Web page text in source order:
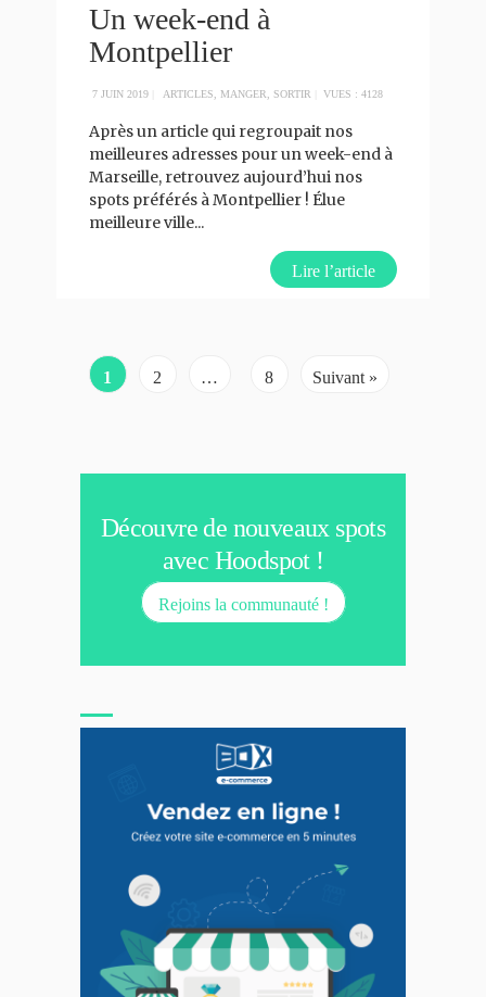
Un week-end à
Montpellier
7 JUIN 2019 ARTICLES MANGER SORTIR VUES : 4128
Après un article qui regroupait nos
meilleures adresses pour un week-end à
Marseille, retrouvez aujourd’hui nos
spots préférés à Montpellier ! Élue
meilleure ville...
Lire l’article
1 2 … 8 Suivant »
Découvre de nouveaux spots
avec Hoodspot !
Rejoins la communauté !